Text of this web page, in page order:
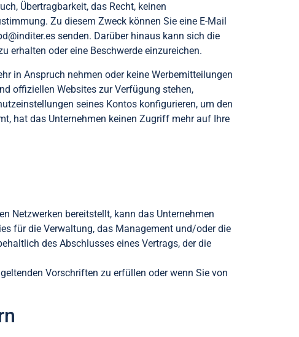
Übertragbarkeit, das Recht, keinen
Zu diesem Zweck können Sie eine E-Mail
senden. Darüber hinaus kann sich die
erhalten oder eine Beschwerde einzureichen.
in Anspruch nehmen oder keine Werbemitteilungen
offiziellen Websites zur Verfügung stehen,
seines Kontos konfigurieren, um den
hat das Unternehmen keinen Zugriff mehr auf Ihre
Netzwerken bereitstellt, kann das Unternehmen
für die Verwaltung, das Management und/oder die
des Abschlusses eines Vertrags, der die
Vorschriften zu erfüllen oder wenn Sie von